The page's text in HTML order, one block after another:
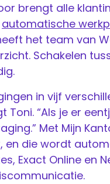
brengt alle
automatische
het team van
Schakelen
in vijf
Toni. “Als je er
Met Mijn
en die wordt
Exact Online en